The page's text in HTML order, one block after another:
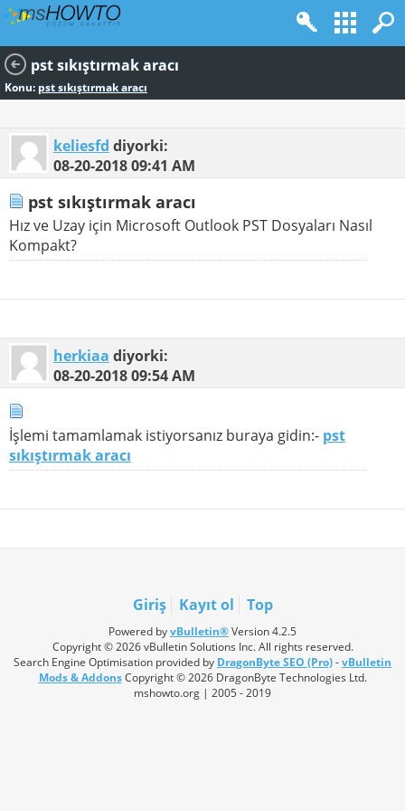
pst sıkıştırmak aracı
Konu:pst sıkıştırmak aracı
keliesfd diyorki:
08-20-201809:41 AM
pst sıkıştırmak aracı
Hız ve Uzay için Microsoft Outlook PST Dosyaları Nasıl
Kompakt?
herkiaa diyorki:
08-20-201809:54 AM
İşlemi tamamlamak istiyorsanız buraya gidin:- pst
sıkıştırmak aracı
Giriş Kayıt ol Top
Powered byvBulletin®Version 4.2.5
Copyright © 2026 vBulletin Solutions Inc. All rights reserved.
Search Engine Optimisation provided by DragonByte SEO (Pro)-vBulletin
Mods & AddonsCopyright © 2026 DragonByte Technologies Ltd.
mshowto.org | 2005 - 2019